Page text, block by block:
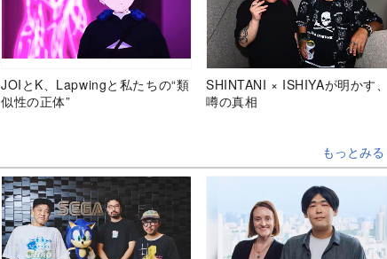
JOIとK、Lapwingと私たちの“類
似性の正体”
SHINTANI × ISHIYAが明かす、
噂の真相
もっとみる